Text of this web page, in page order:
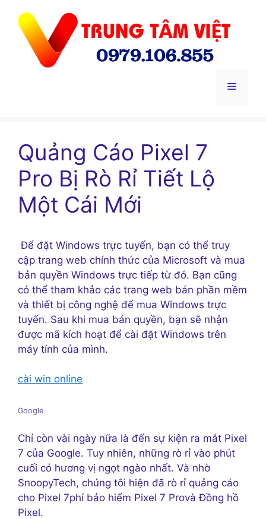
Menu
Quảng Cáo Pixel 7
Pro Bị Rò Rỉ Tiết Lộ
Một Cái Mới
Để đặt Windows trực tuyến, bạn có thể truy
cập trang web chính thức của Microsoft và mua
bản quyền Windows trực tiếp từ đó. Bạn cũng
có thể tham khảo các trang web bán phần mềm
và thiết bị công nghệ để mua Windows trực
tuyến. Sau khi mua bản quyền, bạn sẽ nhận
được mã kích hoạt để cài đặt Windows trên
máy tính của mình.
cài win online
Google
Chỉ còn vài ngày nữa là đến sự kiện ra mắt Pixel
7 của Google. Tuy nhiên, những rò rỉ vào phút
cuối có hương vị ngọt ngào nhất. Và nhờ
SnoopyTech, chúng tôi hiện đã rò rỉ quảng cáo
cho Pixel 7phí bảo hiểm Pixel 7 Provà Đồng hồ
Pixel.